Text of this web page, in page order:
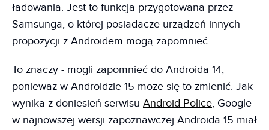
ładowania. Jest to funkcja przygotowana przez
Samsunga, o której posiadacze urządzeń innych
propozycji z Androidem mogą zapomnieć.
To znaczy - mogli zapomnieć do Androida 14,
ponieważ w Androidzie 15 może się to zmienić. Jak
wynika z doniesień serwisu Android Police, Google
w najnowszej wersji zapoznawczej Androida 15 miał